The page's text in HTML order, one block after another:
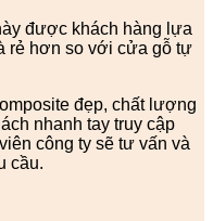
được khách hàng lựa
rẻ hơn so với cửa gỗ tự
đẹp, chất lượng
nhanh tay truy cập
công ty sẽ tư vấn và
cầu.